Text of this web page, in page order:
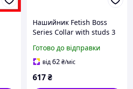
Нашийник Fetish Boss
Series Collar with studs 3
Готово до відправки
від62₴/міс
617₴